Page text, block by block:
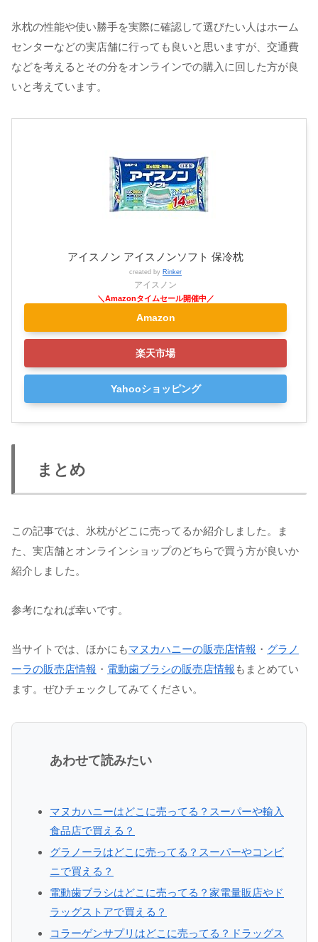
氷枕の性能や使い勝手を実際に確認して選びたい人はホーム
センターなどの実店舗に行っても良いと思いますが、交通費
などを考えるとその分をオンラインでの購入に回した方が良
いと考えています。
アイスノン アイスノンソフト 保冷枕
created by Rinker
アイスノン
Amazon
楽天市場
Yahooショッピング
まとめ
この記事では、氷枕がどこに売ってるか紹介しました。ま
た、実店舗とオンラインショップのどちらで買う方が良いか
紹介しました。
参考になれば幸いです。
当サイトでは、ほかにもマヌカハニーの販売店情報 ・ グラノ
ーラの販売店情報 ・ 電動歯ブラシの販売店情報 もまとめてい
ます。ぜひチェックしてみてください。
あわせて読みたい
マヌカハニーはどこに売ってる？スーパーや輸入
食品店で買える？
グラノーラはどこに売ってる？スーパーやコンビ
ニで買える？
電動歯ブラシはどこに売ってる？家電量販店やド
ラッグストアで買える？
コラーゲンサプリはどこに売ってる？ドラッグス